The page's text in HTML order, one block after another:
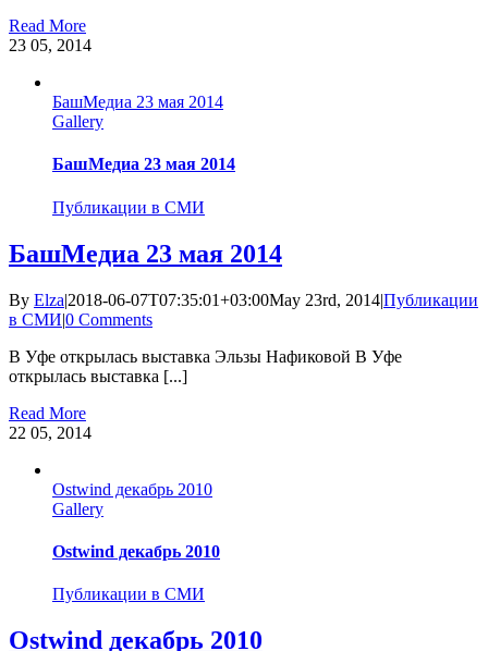
Read More
23 05, 2014
БашМедиа 23 мая 2014
Gallery
БашМедиа 23 мая 2014
Публикации в СМИ
БашМедиа 23 мая 2014
By Elza|2018-06-07T07:35:01+03:00May 23rd, 2014|Публикации
в СМИ|0 Comments
В Уфе открылась выставка Эльзы Нафиковой В Уфе
открылась выставка [...]
Read More
22 05, 2014
Ostwind декабрь 2010
Gallery
Ostwind декабрь 2010
Публикации в СМИ
Ostwind декабрь 2010